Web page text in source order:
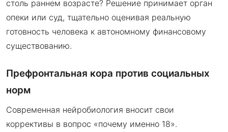
столь раннем возрасте? Решение принимает орган
опеки или суд, тщательно оценивая реальную
готовность человека к автономному финансовому
существованию.
Префронтальная кора против социальных
норм
Современная нейробиология вносит свои
коррективы в вопрос «почему именно 18».